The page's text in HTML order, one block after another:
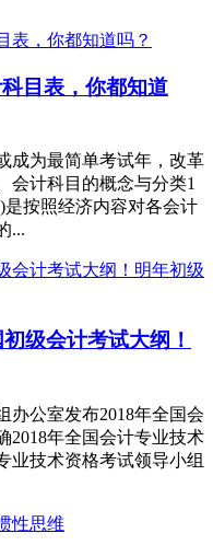
目表，你都知道
成为最简单考试年，改革
会计科目的概念与分类1
按照经济内容对各会计
...
级会计考试大纲！
办公室发布2018年全国会
2018年全国会计专业技术
业技术资格考试领导小组